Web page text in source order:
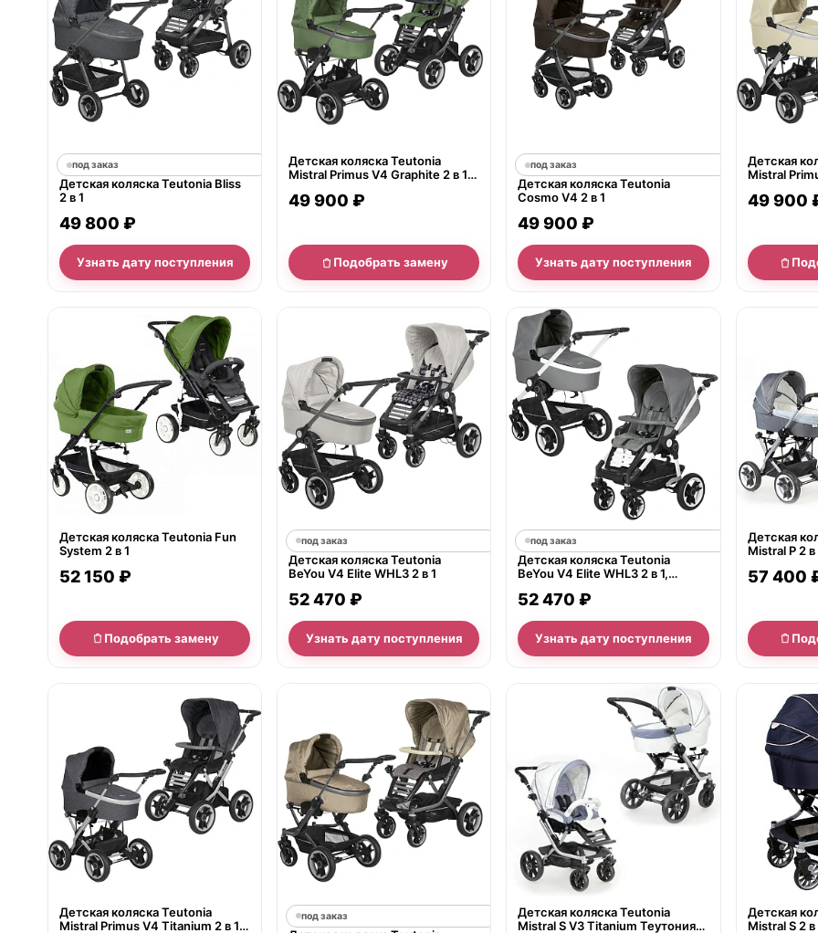
под заказ
Детская коляска Teutonia Bliss
2 в 1
49 800 ₽
Узнать дату поступления
Детская коляска Teutonia
Mistral Primus V4 Graphite 2 в 1
49 900 ₽
Подобрать замену
под заказ
Детская коляска Teutonia
Cosmo V4 2 в 1
49 900 ₽
Узнать дату поступления
Детская
Mistral
49 900
Детская коляска Teutonia Fun
System 2 в 1
52 150 ₽
Подобрать замену
под заказ
Детская коляска Teutonia
BeYou V4 Elite WHL3 2 в 1
52 470 ₽
Узнать дату поступления
под заказ
Детская коляска Teutonia
BeYou V4 Elite WHL3 2 в 1,
52 470 ₽
Узнать дату поступления
Детская
Mistral P 2 в
57 400
Детская коляска Teutonia
Mistral Primus V4 Titanium 2 в 1
под заказ
Детская коляска Teutonia
Mistral S V3 Titanium Теутония
нет в
Детская
Mistral S 2 в